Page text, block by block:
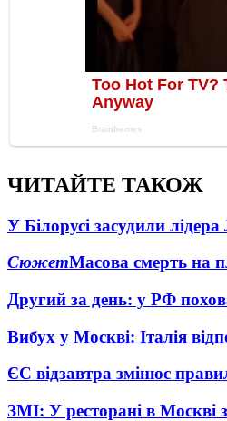
ЧИТАЙТЕ ТАКОЖ
У Білорусі засудили
СюжетМасова смерть на
Другий за день: у РФ
Вибух у Москві: Італія
ЄС відзавтра змінює
ЗМІ: У ресторані в Москві